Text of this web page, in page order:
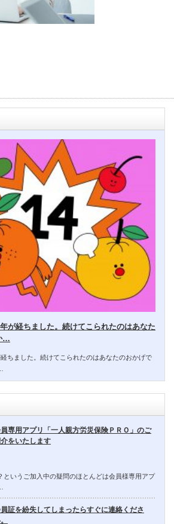
が経ちました。続けてこられたのはあなた
…
ちました。続けてこられたのはあなたのおかげで
専用アプリ「一人親方労災保険ＰＲＯ」のご
をいたします
というご加入中の疑問のほとんどは会員様専用アプ
証を紛失してしまったらすぐに連絡くださ